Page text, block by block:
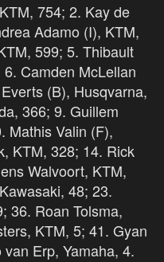
754; 2. Kay de
Adamo (I), KTM,
599; 5. Thibault
Camden McLellan
(B), Husqvarna,
366; 9. Guillem
Mathis Valin (F),
KTM, 328; 14. Rick
Walvoort, KTM,
48; 23.
36. Roan Tolsma,
KTM, 5; 41. Gyan
Erp, Yamaha, 4.